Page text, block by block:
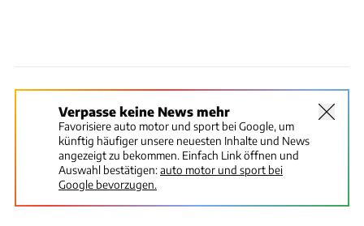
Verpasse keine News mehr
Favorisiere auto motor und sport bei Google, um
künftig häufiger unsere neuesten Inhalte und News
angezeigt zu bekommen. Einfach Link öffnen und
Auswahl bestätigen:auto motor und sport bei
Google bevorzugen.